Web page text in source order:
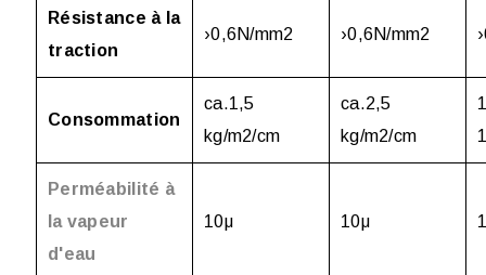
Résistance à la
traction
›0,6N/mm2 ›0,6N/mm2
Consommation
ca.1,5
kg/m2/cm
ca.2,5
kg/m2/cm
Perméabilité à
la vapeur
d'eau
10μ 10μ